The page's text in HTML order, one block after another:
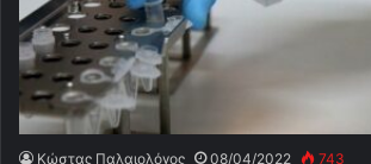
Κώστας Παλαιολόγος 08/04/2022 743